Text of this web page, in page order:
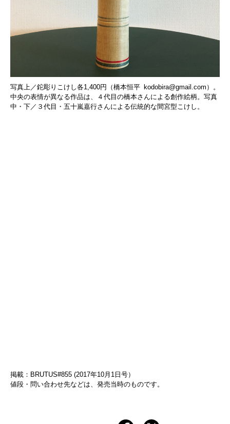
写真上／鉈彫りこけし各1,400円（橋本恒平 kodobira@gmail.com ）。
中央の表情が異なる作品は、４代目の橋本さんによる創作絵柄。写真
中・下／３代目・五十嵐嘉行さんによる伝統的な間宮型こけし。
掲載：BRUTUS#855 (2017年10月1日号）
値段・問い合わせ先などは、発売当時のものです。